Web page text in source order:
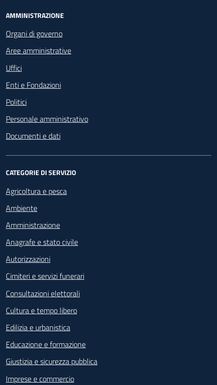
Footer - Navigazione
AMMINISTRAZIONE
Organi di governo
Aree amministrative
Uffici
Enti e Fondazioni
Politici
Personale amministrativo
Documenti e dati
CATEGORIE DI SERVIZIO
Agricoltura e pesca
Ambiente
Amministrazione
Anagrafe e stato civile
Autorizzazioni
Cimiteri e servizi funerari
Consultazioni elettorali
Cultura e tempo libero
Edilizia e urbanistica
Educazione e formazione
Giustizia e sicurezza pubblica
Imprese e commercio